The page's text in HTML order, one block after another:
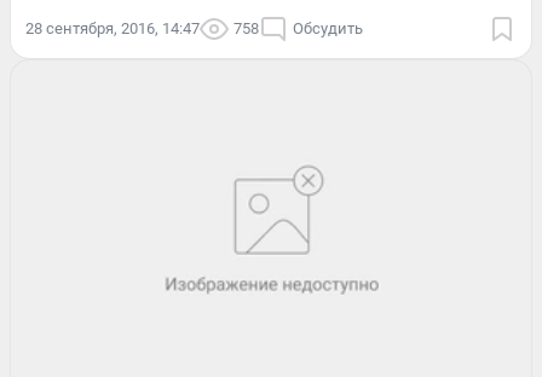
28 сентября, 2016, 14:47 758 Обсудить